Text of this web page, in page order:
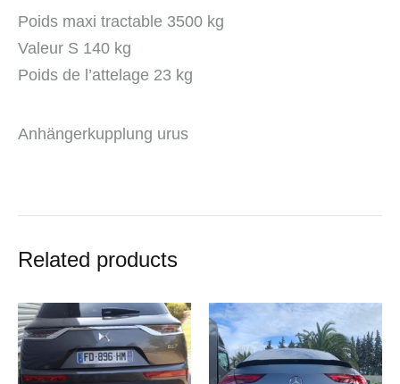
Poids maxi tractable 3500 kg
Valeur S 140 kg
Poids de l’attelage 23 kg
Anhängerkupplung urus
Related products